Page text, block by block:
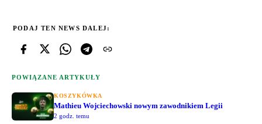
PODAJ TEN NEWS DALEJ:
POWIĄZANE ARTYKUŁY
KOSZYKÓWKA
Mathieu Wojciechowski nowym zawodnikiem Legii
2 godz. temu